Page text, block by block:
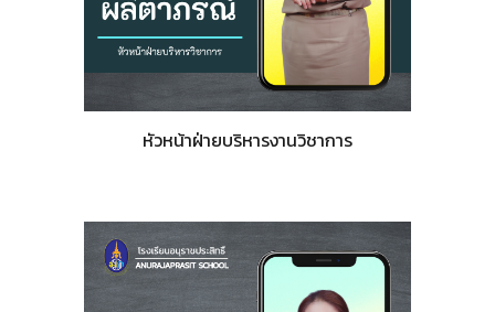
หัวหน้าฝ่ายบริหารงานวิชาการ